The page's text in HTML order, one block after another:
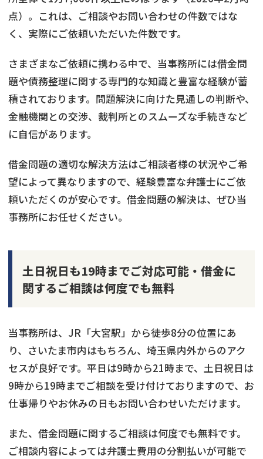
点）。これは、ご相談やお問い合わせの件数ではな
く、実際にご依頼いただいた件数です。
さまざまなご依頼に携わる中で、当事務所には借金問
題や債務整理に関する専門的な知識と豊富な経験が蓄
積されております。問題解決に向けた見通しの判断や、
金融機関との交渉、裁判所とのスムーズな手続きなど
に自信があります。
借金問題の適切な解決方法はご相談者様の状況やご希
望によって異なりますので、経験豊富な弁護士にご依
頼いただくのが安心です。借金問題の解決は、ぜひ当
事務所にお任せください。
土日祝日も19時までご対応可能・借金に
関するご相談は何度でも無料
当事務所は、JR「大宮駅」から徒歩8分の位置にあ
り、さいたま市内はもちろん、埼玉県内外からのアク
セスが良好です。平日は9時から21時まで、土日祝日は
9時から19時までご相談を受け付けておりますので、お
仕事帰りやお休みの日もお問い合わせいただけます。
また、借金問題に関するご相談は何度でも無料です。
ご相談内容によっては弁護士費用の分割払いが可能で